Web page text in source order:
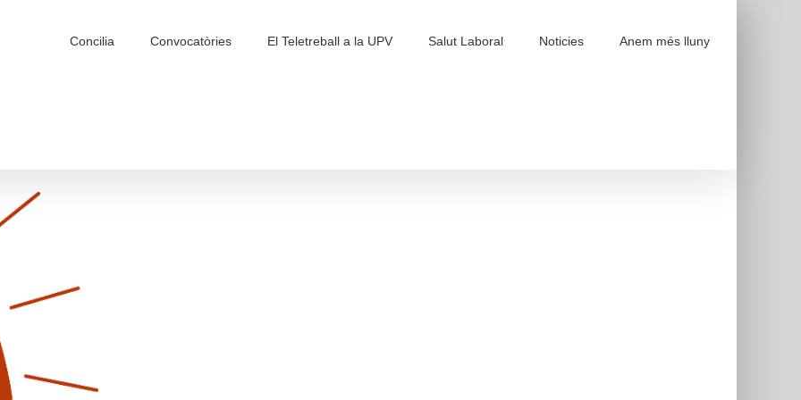
Concilia Convocatòries El Teletreball a la UPV Salut Laboral Noticies Anem més lluny